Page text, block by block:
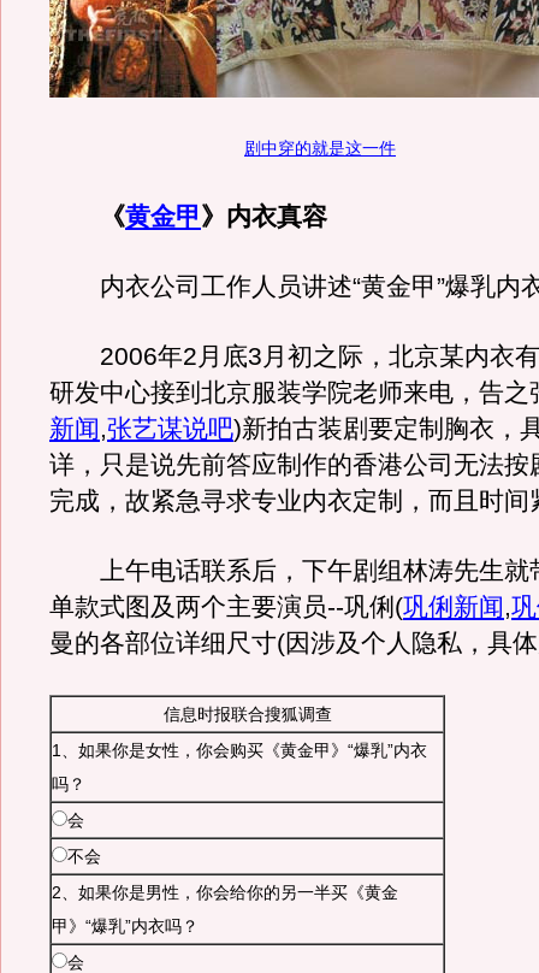
剧中穿的就是这一件
《黄金甲》内衣真容
内衣公司工作人员讲述“黄金甲”爆乳内
2006年2月底3月初之际，北京某内衣
研发中心接到北京服装学院老师来电，告之
新闻,张艺谋说吧)新拍古装剧要定制胸衣，
详，只是说先前答应制作的香港公司无法按
完成，故紧急寻求专业内衣定制，而且时间
上午电话联系后，下午剧组林涛先生就
单款式图及两个主要演员--巩俐 (巩俐新闻,
曼的各部位详细尺寸(因涉及个人隐私，具
信息时报联合搜狐调查
1、如果你是女性，你会购买《黄金甲》“爆乳”内衣
吗？
会
不会
2、如果你是男性，你会给你的另一半买《黄金
甲》“爆乳”内衣吗？
会